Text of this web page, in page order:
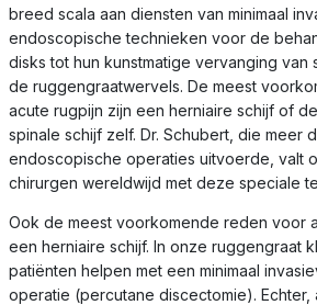
breed scala aan diensten van minimaal
endoscopische technieken voor de
disks tot hun kunstmatige vervanging van
de ruggengraatwervels. De meest
acute rugpijn zijn een herniaire schijf of
spinale schijf zelf. Dr. Schubert, die meer
endoscopische operaties uitvoerde, valt
chirurgen wereldwijd met deze speciale
Ook de meest voorkomende reden voor
een herniaire schijf. In onze ruggengraat
patiënten helpen met een minimaal
operatie (percutane discectomie). Echter,